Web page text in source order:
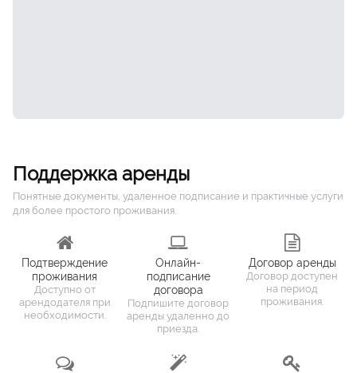
Поддержка аренды
Понятные документы, удаленное подписание и практичные услуги
для более простого проживания.
Подтверждение
проживания
Доступно от
арендодателя при
необходимости.
Онлайн-
подписание
договора
Подпишите договор
аренды удаленно до
приезда.
Договор аренды
Договор доступен
на период
проживания.